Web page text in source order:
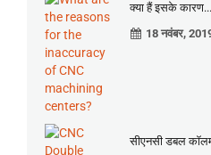
क्या हैं इसके कारण...
18 नवंबर,
सीएनसी डबल